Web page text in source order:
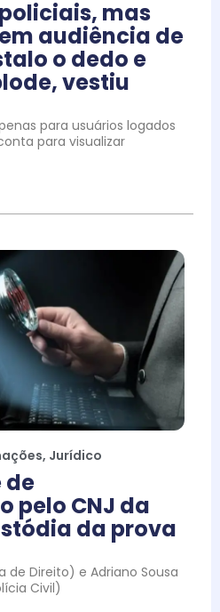
mas
audiência de
o dedo e
vestiu
para usuários logados
para visualizar
, Jurídico
de
pelo CNJ da
da prova
de Direito) e Adriano Sousa
Civil)